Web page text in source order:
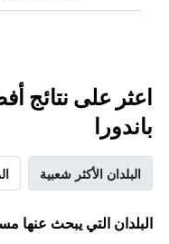
اعثر على نتائج
باندورا
البلدان الأكثر شعبية
البلدان التي يبحث عنها